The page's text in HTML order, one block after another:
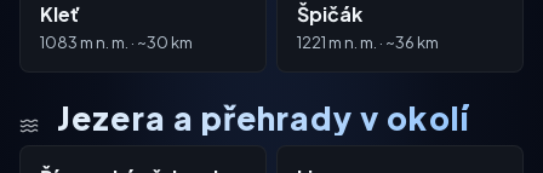
Kleť
1083 m n. m. · ~30 km
Špičák
1221 m n. m. · ~36 km
Jezera a přehrady v okolí